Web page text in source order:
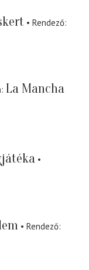
Rendező
La Mancha
Rendező